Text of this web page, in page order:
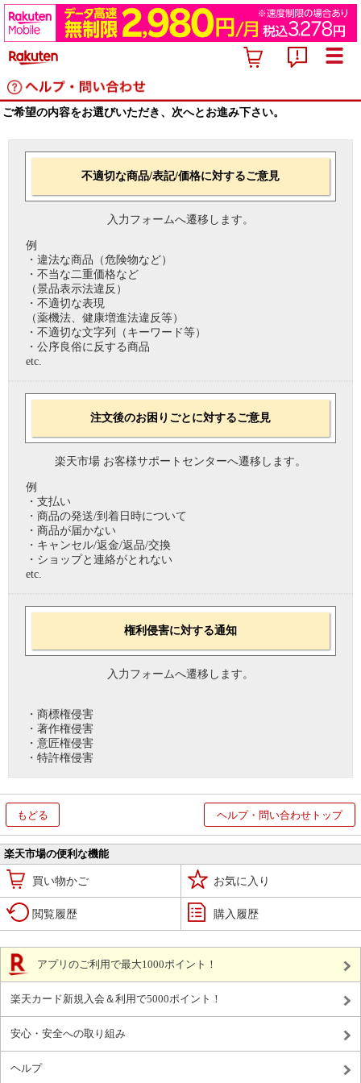
ご希望の内容をお選びいただき、次へとお進み下さい。
不適切な商品/表記/価格に対するご意見
入力フォームへ遷移します。
例
・違法な商品（危険物など）
・不当な二重価格など
（景品表示法違反）
・不適切な表現
（薬機法、健康増進法違反等）
・不適切な文字列（キーワード等）
・公序良俗に反する商品
etc.
注文後のお困りごとに対するご意見
楽天市場 お客様サポートセンターへ遷移します。
例
・支払い
・商品の発送/到着日時について
・商品が届かない
・キャンセル/返金/返品/交換
・ショップと連絡がとれない
etc.
権利侵害に対する通知
入力フォームへ遷移します。
・商標権侵害
・著作権侵害
・意匠権侵害
・特許権侵害
もどる ヘルプ・問い合わせトップ
楽天市場の便利な機能
買い物かご お気に入り
閲覧履歴 購入履歴
アプリのご利用で最大1000ポイント！
楽天カード新規入会＆利用で5000ポイント！
安心・安全への取り組み
ヘルプ